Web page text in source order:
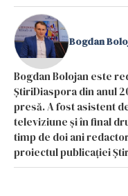
Bogdan
Bogdan Bolojan este
ȘtiriDiaspora din anul
presă. A fost asistent
televiziune și în final
timp de doi ani
proiectul publicației